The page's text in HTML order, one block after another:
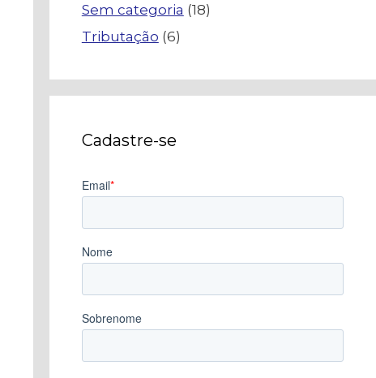
Sem categoria (18)
Tributação (6)
Cadastre-se